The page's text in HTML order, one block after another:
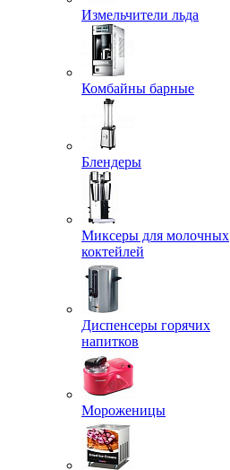
Измельчители льда
Комбайны барные
Блендеры
Миксеры для молочных
коктейлей
Диспенсеры горячих
напитков
Мороженицы